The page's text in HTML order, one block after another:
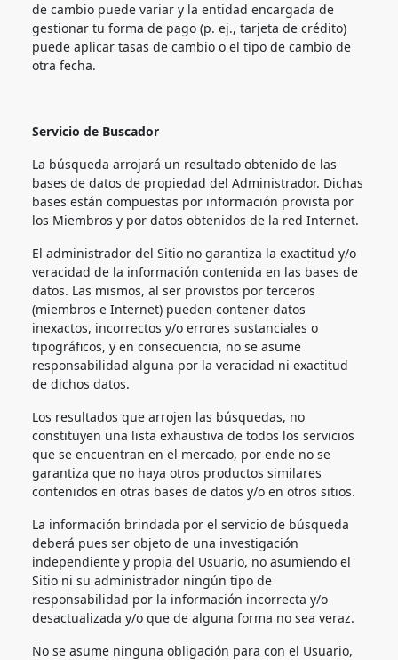
de cambio puede variar y la entidad encargada de
gestionar tu forma de pago (p. ej., tarjeta de crédito)
puede aplicar tasas de cambio o el tipo de cambio de
otra fecha.
Servicio de Buscador
La búsqueda arrojará un resultado obtenido de las
bases de datos de propiedad del Administrador. Dichas
bases están compuestas por información provista por
los Miembros y por datos obtenidos de la red Internet.
El administrador del Sitio no garantiza la exactitud y/o
veracidad de la información contenida en las bases de
datos. Las mismos, al ser provistos por terceros
(miembros e Internet) pueden contener datos
inexactos, incorrectos y/o errores sustanciales o
tipográficos, y en consecuencia, no se asume
responsabilidad alguna por la veracidad ni exactitud
de dichos datos.
Los resultados que arrojen las búsquedas, no
constituyen una lista exhaustiva de todos los servicios
que se encuentran en el mercado, por ende no se
garantiza que no haya otros productos similares
contenidos en otras bases de datos y/o en otros sitios.
La información brindada por el servicio de búsqueda
deberá pues ser objeto de una investigación
independiente y propia del Usuario, no asumiendo el
Sitio ni su administrador ningún tipo de
responsabilidad por la información incorrecta y/o
desactualizada y/o que de alguna forma no sea veraz.
No se asume ninguna obligación para con el Usuario,